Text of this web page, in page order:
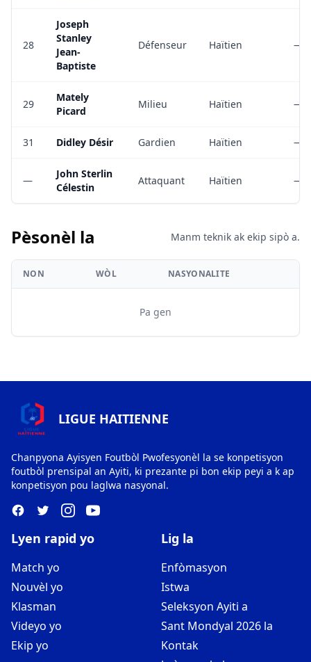
28
Joseph
Stanley
Jean-
Baptiste
Défenseur Haïtien —
29
Mately
Picard
Milieu Haïtien —
31 Didley Désir Gardien Haïtien —
—
John Sterlin
Célestin
Attaquant Haïtien —
Pèsonèl la Manm teknik ak ekip sipò a.
NON WÒL NASYONALITE
Pa gen
LIGUE HAITIENNE
Chanpyona Ayisyen Foutbòl Pwofesyonèl la se konpetisyon
foutbòl prensipal an Ayiti, ki prezante pi bon ekip peyi a k ap
konpetisyon pou laglwa nasyonal.
Lyen rapid yo
Match yo
Nouvèl yo
Klasman
Videyo yo
Ekip yo
Lig la
Enfòmasyon
Istwa
Seleksyon Ayiti a
Sant Mondyal 2026 la
Kontak